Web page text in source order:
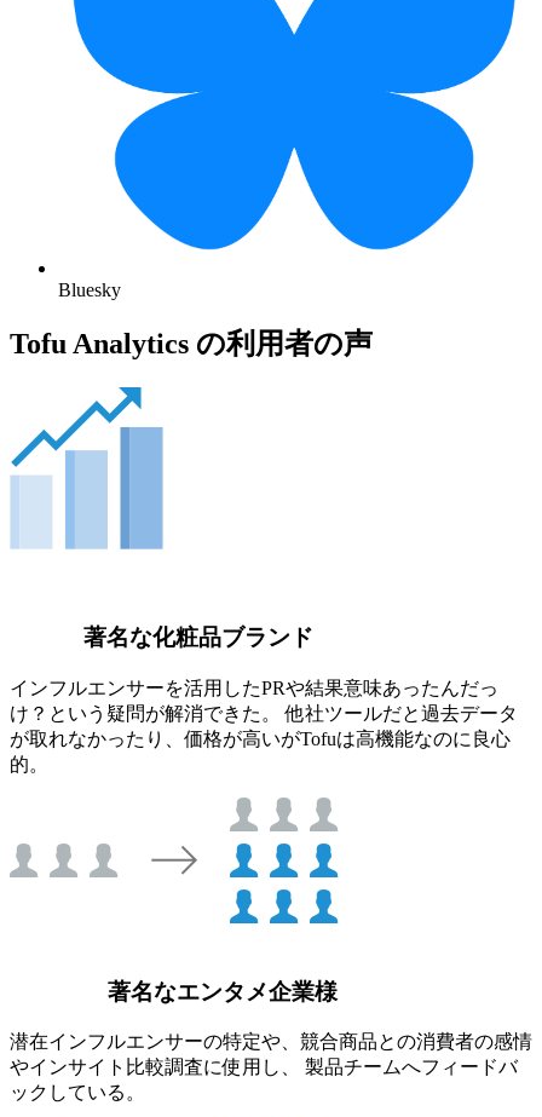
Bluesky
Tofu Analytics の利用者の声
著名な化粧品ブランド
インフルエンサーを活用したPRや結果意味あったんだっ
け？という疑問が解消できた。 他社ツールだと過去データ
が取れなかったり、価格が高いがTofuは高機能なのに良心
的。
著名なエンタメ企業様
潜在インフルエンサーの特定や、競合商品との消費者の感情
やインサイト比較調査に使用し、 製品チームへフィードバ
ックしている。